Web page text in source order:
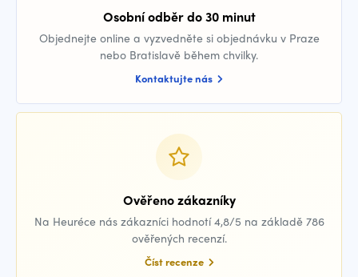
Osobní odběr do 30 minut
Objednejte online a vyzvedněte si objednávku v Praze
nebo Bratislavě během chvilky.
Kontaktujte nás
Ověřeno zákazníky
Na Heuréce nás zákazníci hodnotí 4,8/5 na základě 786
ověřených recenzí.
Číst recenze